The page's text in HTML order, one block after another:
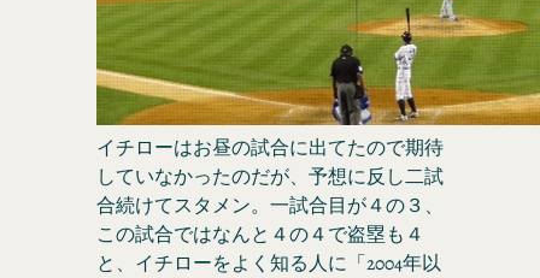
イチローはお昼の試合に出てたので期待
していなかったのだが、予想に反し二試
合続けてスタメン。一試合目が４の３、
この試合ではなんと４の４で盗塁も４
と、イチローをよく知る人に「2004年以